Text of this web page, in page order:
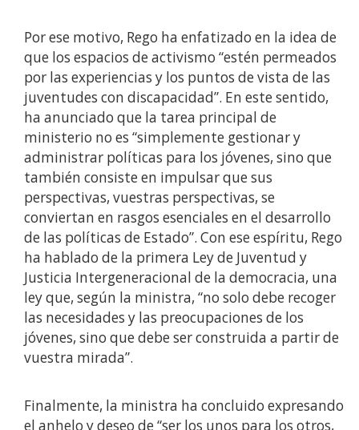
Por ese motivo, Rego ha enfatizado en la idea de
que los espacios de activismo “estén permeados
por las experiencias y los puntos de vista de las
juventudes con discapacidad”. En este sentido,
ha anunciado que la tarea principal de
ministerio no es “simplemente gestionar y
administrar políticas para los jóvenes, sino que
también consiste en impulsar que sus
perspectivas, vuestras perspectivas, se
conviertan en rasgos esenciales en el desarrollo
de las políticas de Estado”. Con ese espíritu, Rego
ha hablado de la primera Ley de Juventud y
Justicia Intergeneracional de la democracia, una
ley que, según la ministra, “no solo debe recoger
las necesidades y las preocupaciones de los
jóvenes, sino que debe ser construida a partir de
vuestra mirada”.
Finalmente, la ministra ha concluido expresando
el anhelo y deseo de “ser los unos para los otros,